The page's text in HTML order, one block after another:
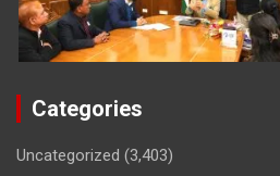
Categories
Uncategorized (3,403)